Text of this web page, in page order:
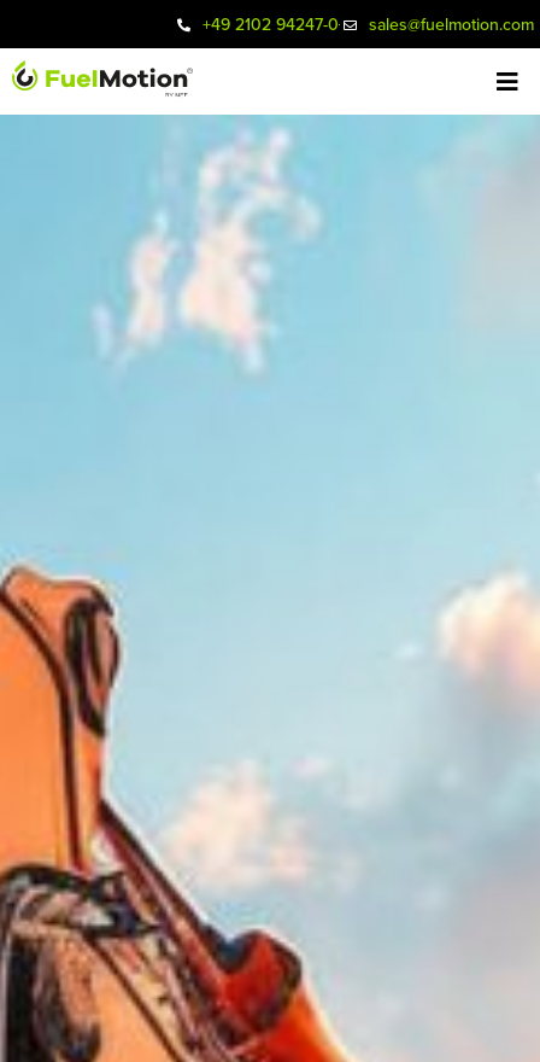
+49 2102 94247-0 sales@fuelmotion.com